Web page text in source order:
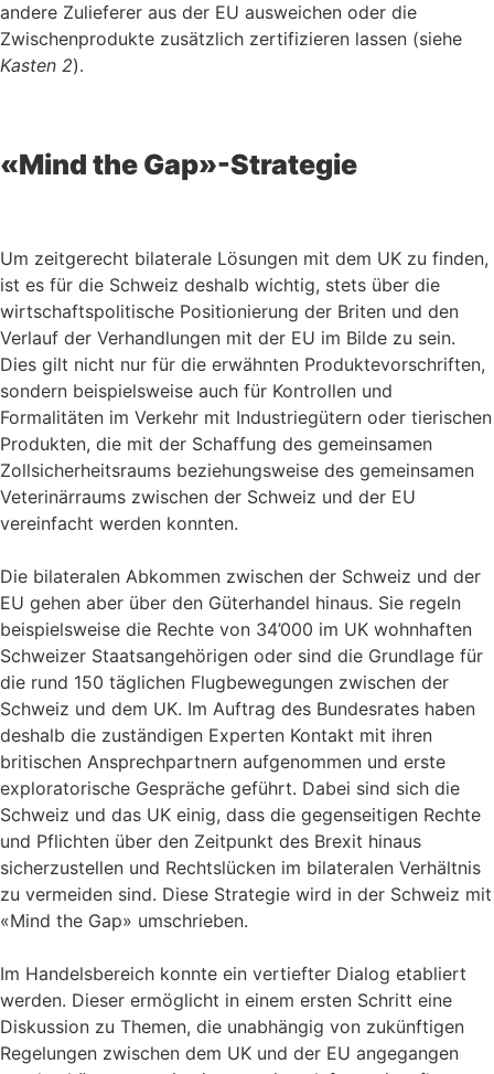
andere Zulieferer aus der EU ausweichen oder die
Zwischenprodukte zusätzlich zertifizieren lassen (siehe
Kasten 2).
«Mind the Gap»-Strategie
Um zeitgerecht bilaterale Lösungen mit dem UK zu finden,
ist es für die Schweiz deshalb wichtig, stets über die
wirtschaftspolitische Positionierung der Briten und den
Verlauf der Verhandlungen mit der EU im Bilde zu sein.
Dies gilt nicht nur für die erwähnten Produktevorschriften,
sondern beispielsweise auch für Kontrollen und
Formalitäten im Verkehr mit Industriegütern oder tierischen
Produkten, die mit der Schaffung des gemeinsamen
Zollsicherheitsraums beziehungsweise des gemeinsamen
Veterinärraums zwischen der Schweiz und der EU
vereinfacht werden konnten.
Die bilateralen Abkommen zwischen der Schweiz und der
EU gehen aber über den Güterhandel hinaus. Sie regeln
beispielsweise die Rechte von 34’000 im UK wohnhaften
Schweizer Staatsangehörigen oder sind die Grundlage für
die rund 150 täglichen Flugbewegungen zwischen der
Schweiz und dem UK. Im Auftrag des Bundesrates haben
deshalb die zuständigen Experten Kontakt mit ihren
britischen Ansprechpartnern aufgenommen und erste
exploratorische Gespräche geführt. Dabei sind sich die
Schweiz und das UK einig, dass die gegenseitigen Rechte
und Pflichten über den Zeitpunkt des Brexit hinaus
sicherzustellen und Rechtslücken im bilateralen Verhältnis
zu vermeiden sind. Diese Strategie wird in der Schweiz mit
«Mind the Gap» umschrieben.
Im Handelsbereich konnte ein vertiefter Dialog etabliert
werden. Dieser ermöglicht in einem ersten Schritt eine
Diskussion zu Themen, die unabhängig von zukünftigen
Regelungen zwischen dem UK und der EU angegangen